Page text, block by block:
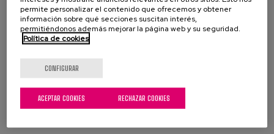
Leer mássobre 17 Jornada COENAV: Atención a mayores,
atención a personas
VII Jornadas: “Todos contra el
abuso y maltrato a las personas
mayores: hacia la dignidad y
excelencia en el trato”
permite personalizar el contenido que ofrecemos y obtener
información sobre qué secciones suscitan interés,
permitiéndonos además mejorar la página web y su seguridad.
Política de cookies
CONFIGURAR
RECHAZAR COOKIES
ACEPTAR COOKIES